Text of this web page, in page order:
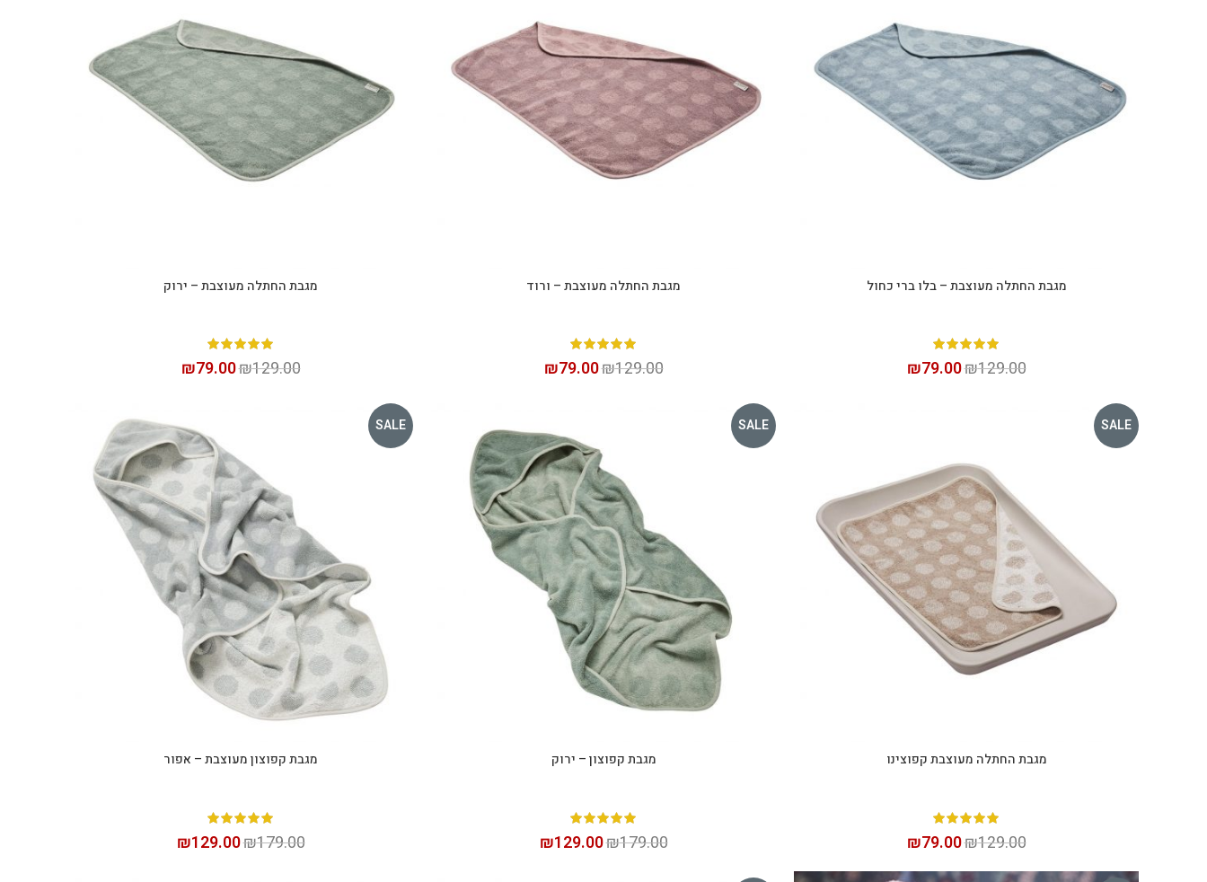
הוספה לסל
מגבת החתלה מעוצבת – בלו ברי כחול
₪129.00
₪79.00
הוספה לסל
מגבת החתלה מעוצבת – ורוד
₪129.00
₪79.00
הוספה לסל
מגבת החתלה מעוצבת – ירוק
₪129.00
₪79.00
SALE
הוספה לסל
מגבת החתלה מעוצבת קפוצינו
₪129.00
₪79.00
SALE
הוספה לסל
מגבת קפוצון – ירוק
₪179.00
₪129.00
SALE
הוספה לסל
מגבת קפוצון מעוצבת – אפור
₪179.00
₪129.00